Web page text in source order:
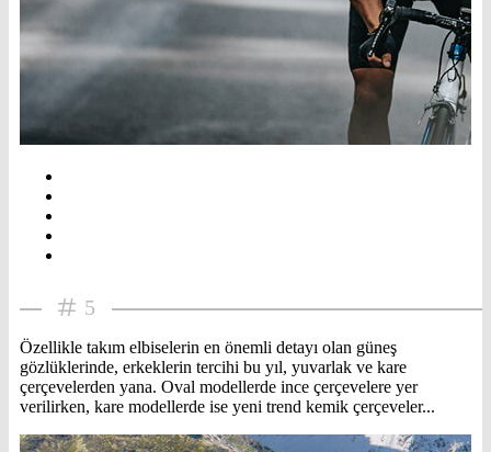
5
Özellikle takım elbiselerin en önemli detayı olan güneş
gözlüklerinde, erkeklerin tercihi bu yıl, yuvarlak ve kare
çerçevelerden yana. Oval modellerde ince çerçevelere yer
verilirken, kare modellerde ise yeni trend kemik çerçeveler...